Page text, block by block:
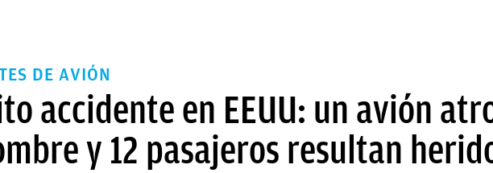
DE AVIÓN
accidente en EEUU: un avión
y 12 pasajeros resultan